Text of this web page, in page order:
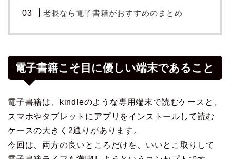
老眼なら電子書籍がおすすめのまとめ
電子書籍こそ目に優しい端末であること
電子書籍は、kindleのような専用端末で読むケースと、
スマホやタブレットにアプリをインストールして読む
ケースの大きく2通りがあります。
今回は、両方の良いところだけを、いいとこ取りして